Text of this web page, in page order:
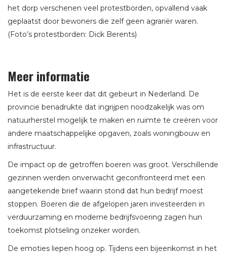
het dorp verschenen veel protestborden, opvallend vaak
geplaatst door bewoners die zelf geen agrariër waren.
(Foto’s protestborden: Dick Berents)
Meer informatie
Het is de eerste keer dat dit gebeurt in Nederland. De
provincie benadrukte dat ingrijpen noodzakelijk was om
natuurherstel mogelijk te maken en ruimte te creëren voor
andere maatschappelijke opgaven, zoals woningbouw en
infrastructuur.
De impact op de getroffen boeren was groot. Verschillende
gezinnen werden onverwacht geconfronteerd met een
aangetekende brief waarin stond dat hun bedrijf moest
stoppen. Boeren die de afgelopen jaren investeerden in
verduurzaming en moderne bedrijfsvoering zagen hun
toekomst plotseling onzeker worden.
De emoties liepen hoog op. Tijdens een bijeenkomst in het